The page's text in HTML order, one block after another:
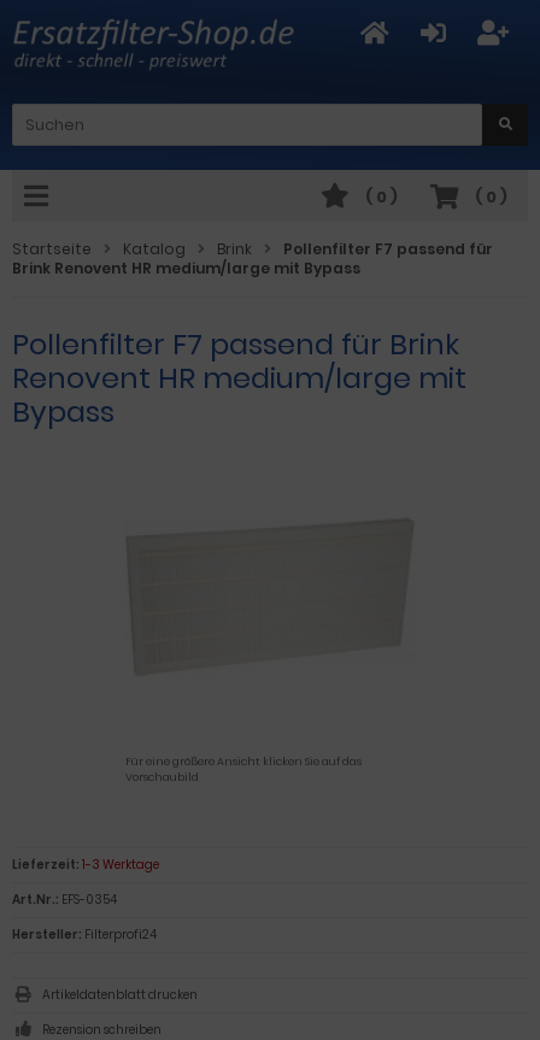
( 0 )
( 0 )
Startseite Katalog Brink
Pollenfilter F7 passend für
Brink Renovent HR medium/large mit Bypass
Pollenfilter F7 passend für Brink
Renovent HR medium/large mit
Bypass
Für eine größere Ansicht klicken Sie auf das
Vorschaubild
Lieferzeit: 1-3 Werktage
Art.Nr.: EFS-0354
Hersteller: Filterprofi24
Artikeldatenblatt drucken
Rezension schreiben